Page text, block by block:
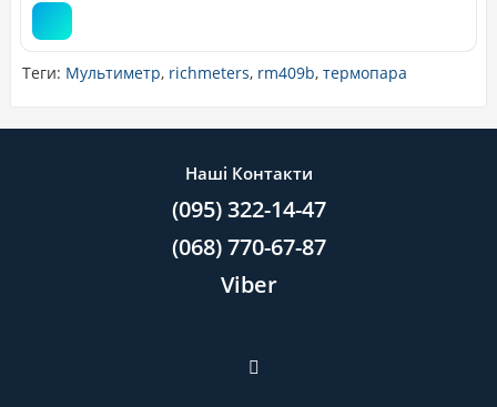
Теги: Мультиметр, richmeters, rm409b, термопара
Наші Контакти
(095) 322-14-47
(068) 770-67-87
Viber